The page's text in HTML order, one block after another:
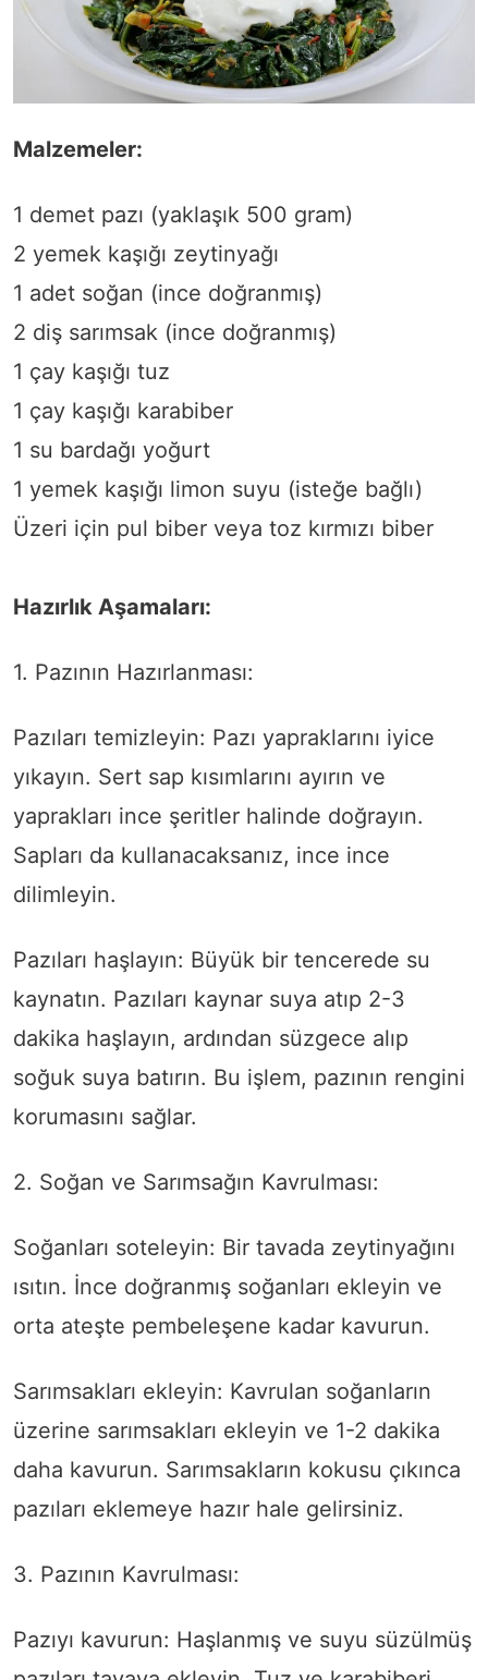
Malzemeler:
1 demet pazı (yaklaşık 500 gram)
2 yemek kaşığı zeytinyağı
1 adet soğan (ince doğranmış)
2 diş sarımsak (ince doğranmış)
1 çay kaşığı tuz
1 çay kaşığı karabiber
1 su bardağı yoğurt
1 yemek kaşığı limon suyu (isteğe bağlı)
Üzeri için pul biber veya toz kırmızı biber
Hazırlık Aşamaları:
1. Pazının Hazırlanması:
Pazıları temizleyin: Pazı yapraklarını iyice
yıkayın. Sert sap kısımlarını ayırın ve
yaprakları ince şeritler halinde doğrayın.
Sapları da kullanacaksanız, ince ince
dilimleyin.
Pazıları haşlayın: Büyük bir tencerede su
kaynatın. Pazıları kaynar suya atıp 2-3
dakika haşlayın, ardından süzgece alıp
soğuk suya batırın. Bu işlem, pazının rengini
korumasını sağlar.
2. Soğan ve Sarımsağın Kavrulması:
Soğanları soteleyin: Bir tavada zeytinyağını
ısıtın. İnce doğranmış soğanları ekleyin ve
orta ateşte pembeleşene kadar kavurun.
Sarımsakları ekleyin: Kavrulan soğanların
üzerine sarımsakları ekleyin ve 1-2 dakika
daha kavurun. Sarımsakların kokusu çıkınca
pazıları eklemeye hazır hale gelirsiniz.
3. Pazının Kavrulması:
Pazıyı kavurun: Haşlanmış ve suyu süzülmüş